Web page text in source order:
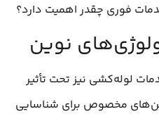
فوری چقدر اهمیت دارد؟
لوله‌کشی نیز تحت تأثیر
مخصوص برای شناسایی